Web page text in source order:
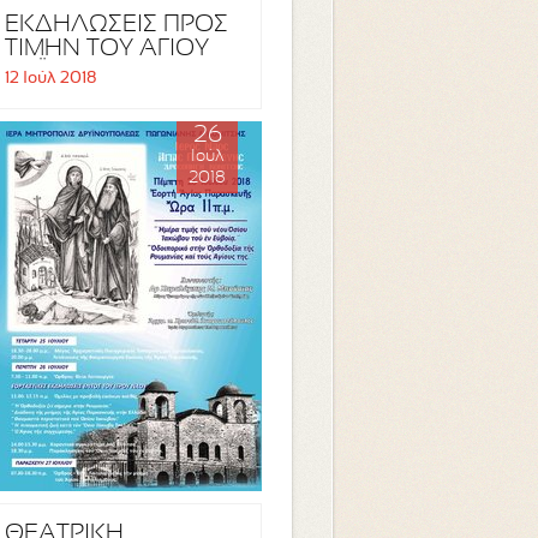
ΕΚΔΗΛΩΣΕΙΣ ΠΡΟΣ
ΤΙΜΗΝ ΤΟΥ ΑΓΙΟΥ
ΠΑΪΣΙΟΥ
12 Ιούλ 2018
26
Ιούλ
2018